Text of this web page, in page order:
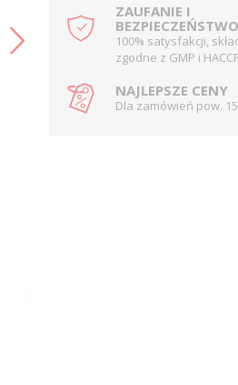
ZAUFANIE I
BEZPIECZEŃSTWO
100% satysfakcji,
zgodne z GMP i
NAJLEPSZE CENY
Dla zamówień pow.